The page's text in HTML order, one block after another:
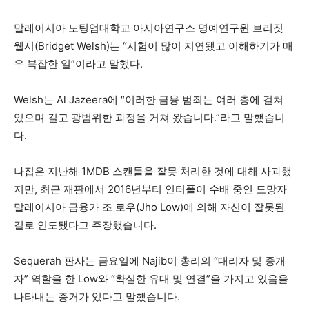
말레이시아 노팅엄대학교 아시아연구소 명예연구원 브리짓
웰시(Bridget Welsh)는 “시험이 많이 지연됐고 이해하기가 매
우 복잡한 일”이라고 말했다.
Welsh는 Al Jazeera에 “이러한 금융 범죄는 여러 층에 걸쳐
있으며 길고 광범위한 과정을 거쳐 왔습니다.”라고 말했습니
다.
나집은 지난해 1MDB 스캔들을 잘못 처리한 것에 대해 사과했
지만, 최근 재판에서 2016년부터 인터폴이 수배 중인 도망자
말레이시아 금융가 조 로우(Jho Low)에 의해 자신이 잘못된
길로 인도됐다고 주장했습니다.
Sequerah 판사는 금요일에 Najib이 총리의 “대리자 및 중개
자” 역할을 한 Low와 “확실한 유대 및 연결”을 가지고 있음을
나타내는 증거가 있다고 말했습니다.